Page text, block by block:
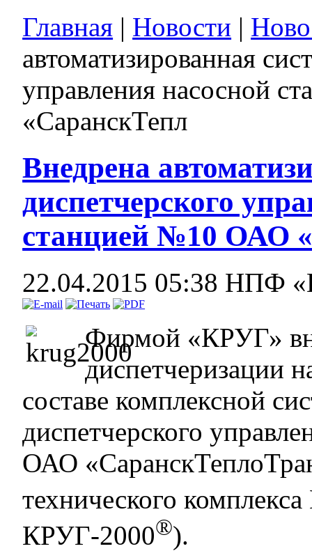
Главная | Новости |
автоматизированная
управления насосной
«СаранскТепл
Внедрена
диспетчерского
станцией №10 ОАО
22.04.2015 05:38 НПФ
Фирмой «КРУГ»
диспетчеризации
составе комплексной
диспетчерского
ОАО
технического
КРУГ-2000®).